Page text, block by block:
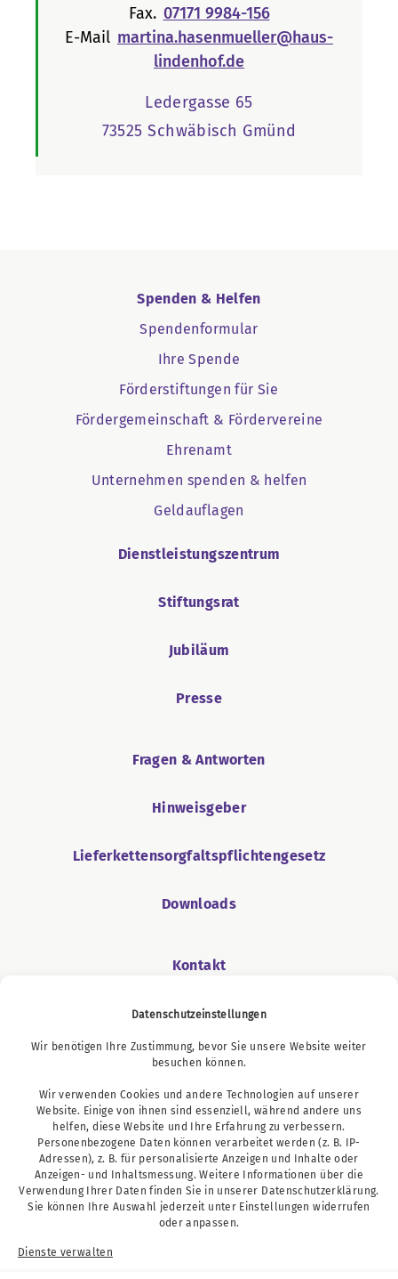
Datenschutzeinstellungen
Wir benötigen Ihre Zustimmung, bevor Sie unsere Website weiter
besuchen können.
Wir verwenden Cookies und andere Technologien auf unserer
Website. Einige von ihnen sind essenziell, während andere uns
helfen, diese Website und Ihre Erfahrung zu verbessern.
Personenbezogene Daten können verarbeitet werden (z. B. IP-
Adressen), z. B. für personalisierte Anzeigen und Inhalte oder
Anzeigen- und Inhaltsmessung. Weitere Informationen über die
Verwendung Ihrer Daten finden Sie in unserer Datenschutzerklärung.
Sie können Ihre Auswahl jederzeit unter Einstellungen widerrufen
oder anpassen.
Dienste verwalten
Fax. 07171 9984-156
E-Mail martina.hasenmueller@haus-
lindenhof.de
Ledergasse 65
73525 Schwäbisch Gmünd
Spenden & Helfen
Spendenformular
Ihre Spende
Förderstiftungen für Sie
Fördergemeinschaft & Fördervereine
Ehrenamt
Unternehmen spenden & helfen
Geldauflagen
Dienstleistungszentrum
Stiftungsrat
Jubiläum
Presse
Fragen & Antworten
Hinweisgeber
Lieferkettensorgfaltspflichtengesetz
Downloads
Kontakt
Podcast